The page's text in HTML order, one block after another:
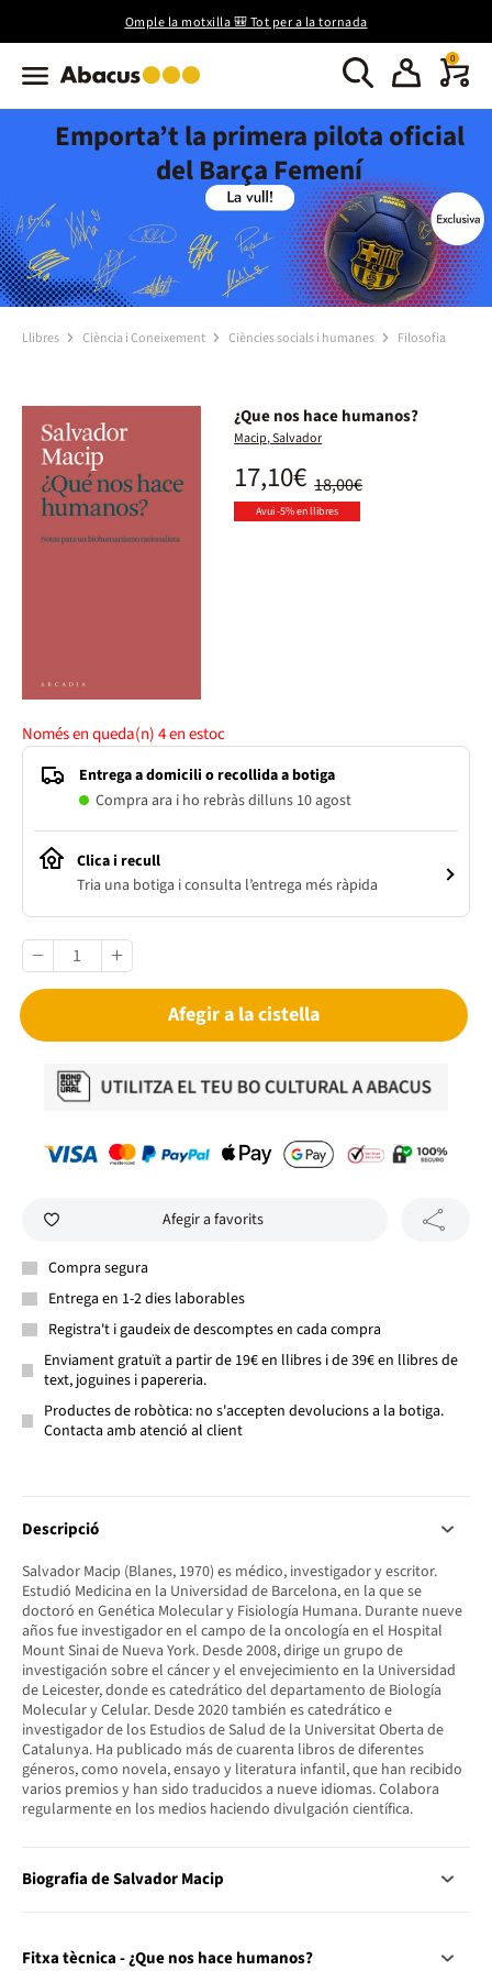
Omple la motxilla 🎒 Tot per a la tornada
0
Emporta’t la primera pilota oficial
del Barça Femení
Llibres Ciència i Coneixement Ciències socials i humanes Filosofia
¿Que nos hace humanos?
Macip, Salvador
18,00€
17,10€
Avui -5% en llibres
Només en queda(n)4en estoc
Entrega a domicili o recollida a botiga
Compra ara i ho rebràs dilluns 10 agost
Clica i recull
Tria una botiga i consulta l’entrega més ràpida
Afegir a la cistella
Afegir a favorits
Compra segura
Entrega en 1-2 dies laborables
Registra't i gaudeix de descomptes en cada compra
Enviament gratuït a partir de 19€ en llibres i de 39€ en llibres de
text, joguines i papereria.
Productes de robòtica: no s'accepten devolucions a la botiga.
Contacta amb atenció al client
Descripció
Salvador Macip (Blanes, 1970) es médico, investigador y escritor.
Estudió Medicina en la Universidad de Barcelona, en la que se
doctoró en Genética Molecular y Fisiología Humana. Durante nueve
años fue investigador en el campo de la oncología en el Hospital
Mount Sinai de Nueva York. Desde 2008, dirige un grupo de
investigación sobre el cáncer y el envejecimiento en la Universidad
de Leicester, donde es catedrático del departamento de Biología
Molecular y Celular. Desde 2020 también es catedrático e
investigador de los Estudios de Salud de la Universitat Oberta de
Catalunya. Ha publicado más de cuarenta libros de diferentes
géneros, como novela, ensayo y literatura infantil, que han recibido
varios premios y han sido traducidos a nueve idiomas. Colabora
regularmente en los medios haciendo divulgación científica.
Biografia de Salvador Macip
Fitxa tècnica - ¿Que nos hace humanos?